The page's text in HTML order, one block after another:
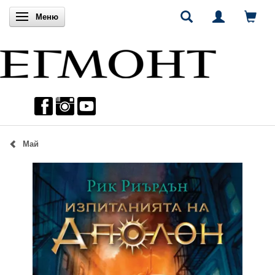
Включи навигацията
Меню
Май